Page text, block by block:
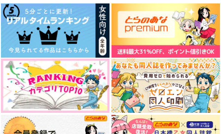
サンプル
作品詳細
へし切長谷部×燭台切光忠
サンプル
作品詳細
燭台切光忠×へし切長谷部
サンプル
作品詳細
にゃにゃにゃ
運試し
専売 472円（税込）
刀剣乱舞
大倶利伽羅×燭台切光忠
DangDangすきにな
る！
Peony
専売 944円（税込）
刀剣乱舞
大倶利伽羅×燭台切光忠
燭台切光忠はカッコよ
く決めたい！
涙腺
700円（税込）
刀剣乱舞
燭台切光忠×へし切長谷部